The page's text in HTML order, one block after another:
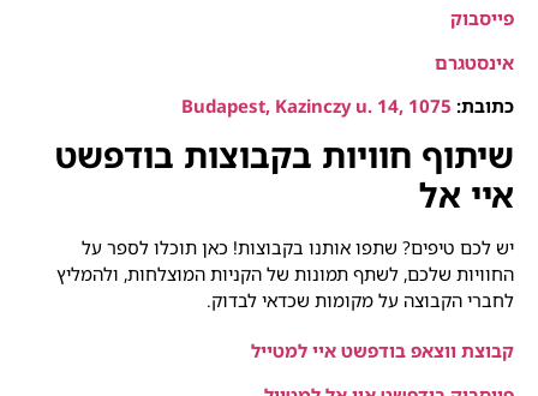
פייסבוק
אינסטגרם
כתובת: Budapest, Kazinczy u. 14, 1075
שיתוף חוויות בקבוצות בודפשט
איי אל
יש לכם טיפים? שתפו אותנו בקבוצות! כאן תוכלו לספר על
החוויות שלכם, לשתף תמונות של הקניות המוצלחות, ולהמליץ
לחברי הקבוצה על מקומות שכדאי לבדוק.
קבוצת ווצאפ בודפשט איי למטייל